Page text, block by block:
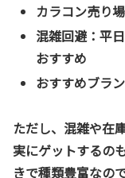
カラコン売り場
混雑回避 ：平
おすすめ
おすすめブラ
ただし、混雑や在
実にゲットするの
きで種類豊富なの